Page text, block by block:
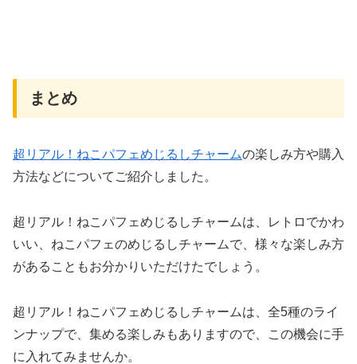
まとめ
超リアル！ねこパフェめじるしチャームの楽しみ方や購入
方法などについてご紹介しました。
超リアル！ねこパフェめじるしチャームは、レトロでかわ
いい、ねこパフェのめじるしチャームで、様々な楽しみ方
があることもお分かりいただけたでしょう。
超リアル！ねこパフェめじるしチャームは、全5種のライ
ンナップで、集める楽しみもありますので、この機会に手
に入れてみませんか。